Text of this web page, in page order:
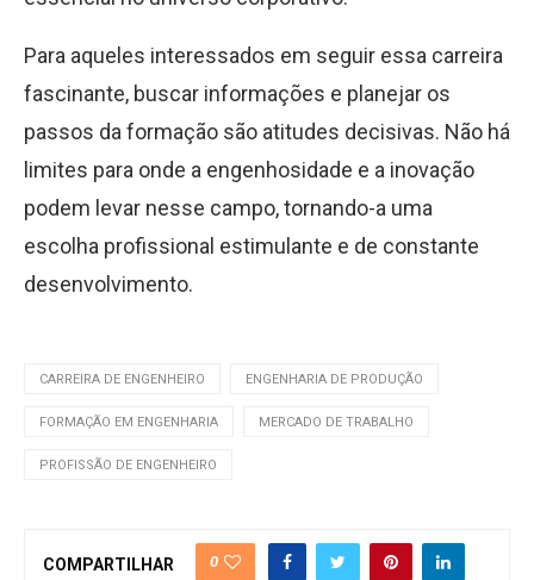
Para aqueles interessados ​​em seguir essa carreira
fascinante, buscar informações e planejar os
passos da formação são atitudes decisivas. Não há
limites para onde a engenhosidade e a inovação
podem levar nesse campo, tornando-a uma
escolha profissional estimulante e de constante
desenvolvimento.
CARREIRA DE ENGENHEIRO ENGENHARIA DE PRODUÇÃO
FORMAÇÃO EM ENGENHARIA MERCADO DE TRABALHO
PROFISSÃO DE ENGENHEIRO
COMPARTILHAR 0